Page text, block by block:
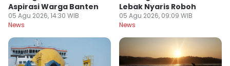
Aspirasi Warga Banten
05 Agu 2026, 14:30 WIB
News
Lebak Nyaris Roboh
05 Agu 2026, 09:09 WIB
News